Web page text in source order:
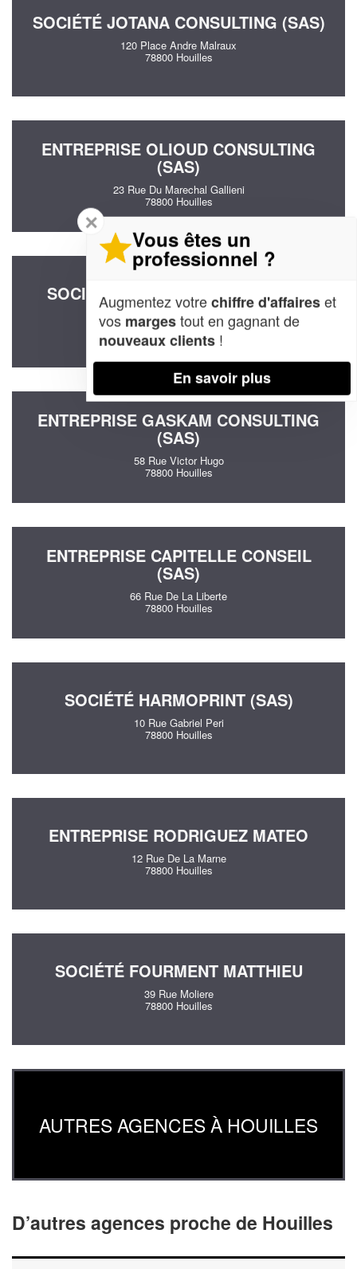
SOCIÉTÉ JOTANA CONSULTING (SAS)
120 Place Andre Malraux
78800 Houilles
ENTREPRISE OLIOUD CONSULTING
(SAS)
23 Rue Du Marechal Gallieni
78800 Houilles
SOCIÉTÉ K&C CONSULTING (SAS)
2 Rue Emile Combes
78800 Houilles
ENTREPRISE GASKAM CONSULTING
(SAS)
58 Rue Victor Hugo
78800 Houilles
ENTREPRISE CAPITELLE CONSEIL
(SAS)
66 Rue De La Liberte
78800 Houilles
SOCIÉTÉ HARMOPRINT (SAS)
10 Rue Gabriel Peri
78800 Houilles
ENTREPRISE RODRIGUEZ MATEO
12 Rue De La Marne
78800 Houilles
SOCIÉTÉ FOURMENT MATTHIEU
39 Rue Moliere
78800 Houilles
AUTRES AGENCES À HOUILLES
D’autres agences proche de Houilles
✕
Vous êtes un
professionnel ?
Augmentez votrechiffre d'affaireset
vos margestout en gagnant de
nouveaux clients !
En savoir plus